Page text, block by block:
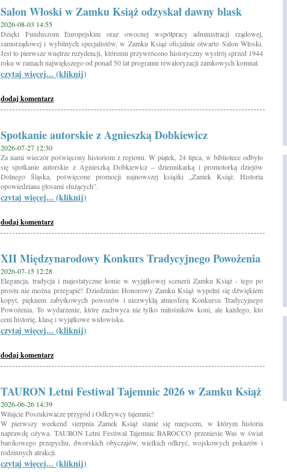
Salon Włoski w Zamku Książ odzyskał dawny blask
2026-08-03 14:55
Dzięki Funduszom Europejskim oraz owocnej współpracy administracji rządowej,
samorządowej i wybitnych specjalistów, w Zamku Książ oficjalnie otwarto Salon Włoski.
Jest to pierwsze wnętrze rezydencji, któremu przywrócono historyczny wystrój sprzed 1944
roku w ramach największego od ponad 50 lat programu rewaloryzacji zamkowych komnat.
czytaj więcej... (kliknij)
dodaj komentarz
Spotkanie autorskie z Agnieszką Dobkiewicz
2026-07-27 12:30
Za nami wieczór poświęcony historiom z regionu. W piątek, 24 lipca, w bibliotece odbyło
się spotkanie autorskie z Agnieszką Dobkiewicz – dziennikarką i promotorką dziejów
Dolnego Śląska, poświęcone promocji najnowszej książki „Zamek Książ. Historia
opowiedziana głosami służących”.
czytaj więcej... (kliknij)
dodaj komentarz
XII Międzynarodowy Konkurs Tradycyjnego Powożenia
2026-07-15 12:28
Elegancja, tradycja i majestatyczne konie w wyjątkowej scenerii Zamku Książ - tego po
prostu nie można przegapić! Dziedziniec Honorowy Zamku Książ wypełni się dźwiękiem
kopyt, pięknem zabytkowych powozów i niezwykłą atmosferą Konkursu Tradycyjnego
Powożenia. To wydarzenie, które zachwyca nie tylko miłośników koni, ale każdego, kto
ceni historię, klasę i wyjątkowe widowiska.
czytaj więcej... (kliknij)
dodaj komentarz
TAURON Letni Festiwal Tajemnic 2026 w Zamku Książ
2026-06-26 14:39
Witajcie Poszukiwacze przygód i Odkrywcy tajemnic!
W pierwszy weekend sierpnia Zamek Książ stanie się miejscem, w którym historia
naprawdę ożywa. TAURON Letni Festiwal Tajemnic BAROCCO przeniesie Was w świat
barokowego przepychu, dworskich obyczajów, wielkich odkryć, wojskowych pokazów i
rodzinnych atrakcji.
czytaj więcej... (kliknij)